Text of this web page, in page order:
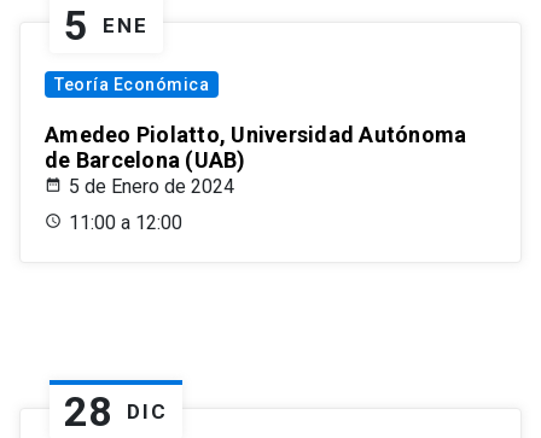
5 ENE
Teoría Económica
Amedeo Piolatto, Universidad Autónoma
de Barcelona (UAB)
5 de Enero de 2024
11:00 a 12:00
28 DIC